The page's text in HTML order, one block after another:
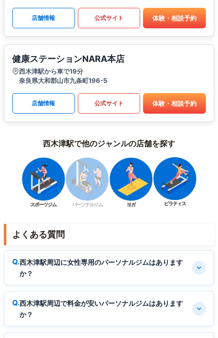
店舗情報 公式サイト 体験・相談予約
健康ステーションNARA本店
西木津駅から車で19分
奈良県大和郡山市九条町196-5
店舗情報 公式サイト 体験・相談予約
西木津駅で他のジャンルの店舗を探す
スポーツジム パーソナルジム ヨガ ピラティス
よくある質問
西木津駅周辺に女性専用のパーソナルジムはあります
か？
西木津駅周辺で料金が安いパーソナルジムはあります
か？